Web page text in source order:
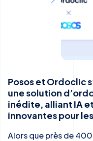
Posos et Ordoclic
une solution
inédite, alliant IA
innovantes pour
Alors que près de